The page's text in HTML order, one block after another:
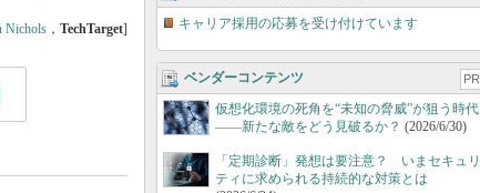
Nichols ， TechTarget] キャリア採用の応募を受け付けています
ベンダーコンテンツ PR
仮想化環境の死角を“未知の脅威”が狙う時代
――新たな敵をどう見破るか？ (2026/6/30)
「定期診断」発想は要注意？ いまセキュリ
ティに求められる持続的な対策とは